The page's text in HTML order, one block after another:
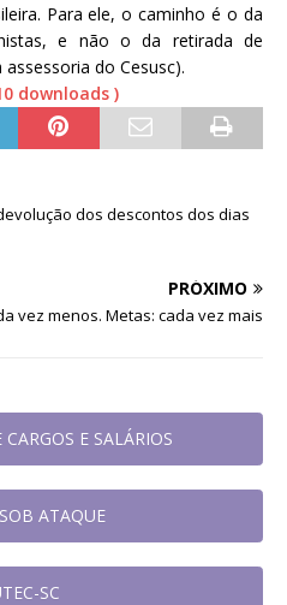
Para ele, o caminho é o da
e não o da retirada de
do Cesusc).
downloads )
dos descontos dos dias
PRÓXIMO
vez menos. Metas: cada vez mais
E SALÁRIOS
ATAQUE
SC